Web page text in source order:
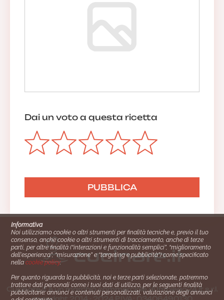
Dai un voto a questa ricetta
Cucinare.it è un marchio commerciale di Impiego24.it s.r.l.
copyright 2014 - 2024 P.IVA: 03406490130
Informativa
Noi utilizziamo cookie o altri strumenti per finalità tecniche e, previo il tuo
consenso, anche cookie o altri strumenti di tracciamento, anche di terze
parti, per altre finalità (“interazioni e funzionalità semplici”, “miglioramento
dell'esperienza”, “misurazione” e “targeting e pubblicità”) come specificato
nellacookie policy.
Per quanto riguarda la pubblicità, noi e terze parti selezionate, potremmo
trattare dati personali come i tuoi dati di utilizzo, per le seguenti finalità
pubblicitarie: annunci e contenuti personalizzati, valutazione degli annunci